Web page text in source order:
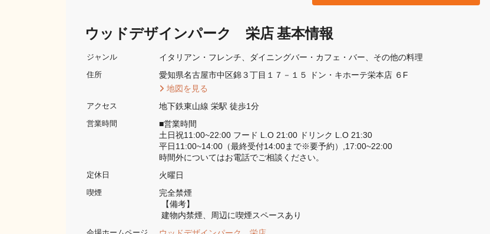
ウッドデザインパーク 栄店 基本情報
ジャンル イタリアン・フレンチ ダイニングバー・カフェ・バー その他の料理
住所
愛知県名古屋市中区錦３丁目１７－１５ ドン・キホーテ栄本店 ６F
地図を見る
アクセス 地下鉄東山線 栄駅 徒歩1分
営業時間
■営業時間
土日祝11:00~22:00 フード L.O 21:00 ドリンク L.O 21:30
平日11:00~14:00（最終受付14:00まで※要予約）,17:00~22:00
時間外についてはお電話でご相談ください。
定休日 火曜日
喫煙
完全禁煙
【備考】
建物内禁煙、周辺に喫煙スペースあり